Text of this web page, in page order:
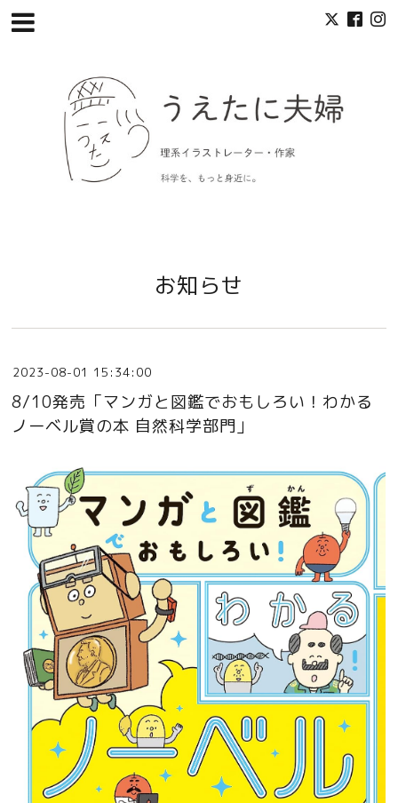
お知らせ
2023-08-01 15:34:00
8/10発売「マンガと図鑑でおもしろい！わかる
ノーベル賞の本 自然科学部門」